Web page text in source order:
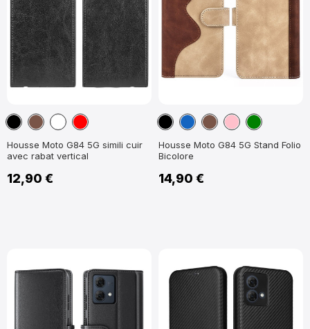
NoirMarron
BlancRouge
Housse Moto G84 5G simili cuir
avec rabat vertical
12,90 €
NoirBleuMarron
RoseVert
Housse Moto G84 5G Stand Folio
Bicolore
14,90 €